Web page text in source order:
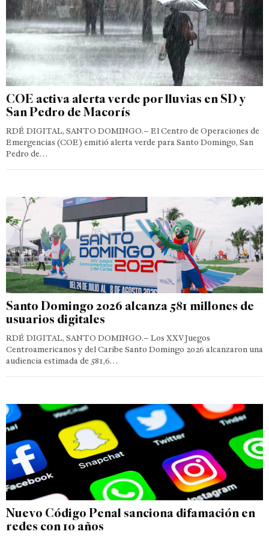
COE activa alerta verde por lluvias en SD y
San Pedro de Macorís
RDÉ DIGITAL, SANTO DOMINGO.– El Centro de Operaciones de
Emergencias (COE) emitió alerta verde para Santo Domingo, San
Pedro de…
Santo Domingo 2026 alcanza 581 millones de
usuarios digitales
RDÉ DIGITAL, SANTO DOMINGO.– Los XXV Juegos
Centroamericanos y del Caribe Santo Domingo 2026 alcanzaron una
audiencia estimada de 581,6…
Nuevo Código Penal sanciona difamación en
redes con 10 años